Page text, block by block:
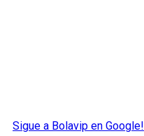
Sigue a Bolavip en Google!